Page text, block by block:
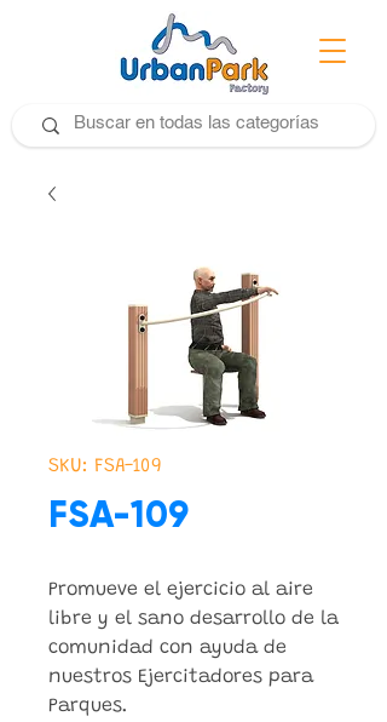
SKU: FSA-109
FSA-109
Promueve el ejercicio al aire
libre y el sano desarrollo de la
comunidad con ayuda de
nuestros Ejercitadores para
Parques.